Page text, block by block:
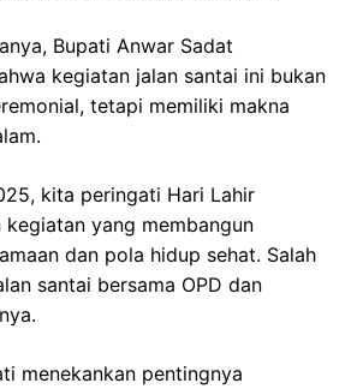
Bupati Anwar Sadat
kegiatan jalan santai ini bukan
tetapi memiliki makna
kita peringati Hari Lahir
kegiatan yang membangun
dan pola hidup sehat. Salah
santai bersama OPD dan
menekankan pentingnya